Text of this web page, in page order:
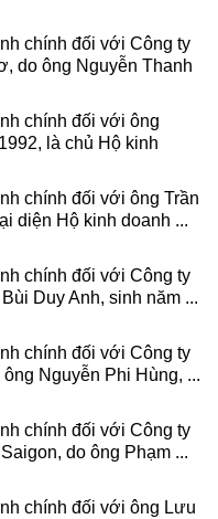
chính đối với Công ty
do ông Nguyễn Thanh
chính đối với ông
là chủ Hộ kinh
chính đối với ông Trần
diện Hộ kinh doanh ...
chính đối với Công ty
Duy Anh, sinh năm ...
chính đối với Công ty
Nguyễn Phi Hùng, ...
chính đối với Công ty
do ông Phạm ...
chính đối với ông Lưu